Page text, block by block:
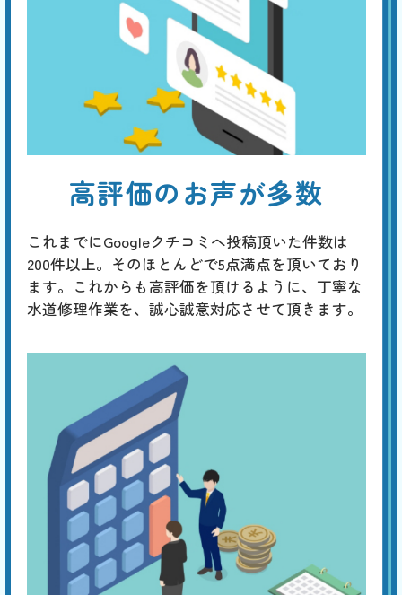
高評価のお声が多数
これまでにGoogleクチコミへ投稿頂いた件数は
200件以上。そのほとんどで5点満点を頂いており
ます。これからも高評価を頂けるように、丁寧な
水道修理作業を、誠心誠意対応させて頂きます。